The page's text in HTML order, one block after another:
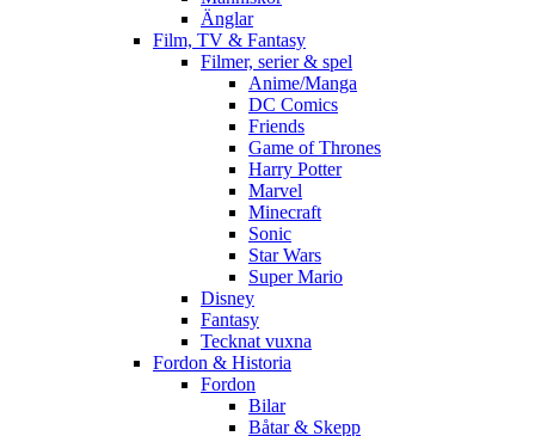
Änglar
Film, TV & Fantasy
Filmer, serier & spel
Anime/Manga
DC Comics
Friends
Game of Thrones
Harry Potter
Marvel
Minecraft
Sonic
Star Wars
Super Mario
Disney
Fantasy
Tecknat vuxna
Fordon & Historia
Fordon
Bilar
Båtar & Skepp